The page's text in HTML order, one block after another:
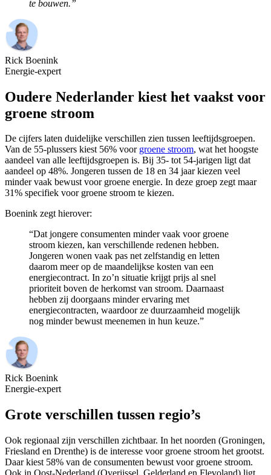
te bouwen.”
Rick Boenink
Energie-expert
Oudere Nederlander kiest het vaakst voor
groene stroom
De cijfers laten duidelijke verschillen zien tussen leeftijdsgroepen.
Van de 55-plussers kiest 56% voor groene stroom, wat het hoogste
aandeel van alle leeftijdsgroepen is. Bij 35- tot 54-jarigen ligt dat
aandeel op 48%. Jongeren tussen de 18 en 34 jaar kiezen veel
minder vaak bewust voor groene energie. In deze groep zegt maar
31% specifiek voor groene stroom te kiezen.
Boenink zegt hierover:
“Dat jongere consumenten minder vaak voor groene
stroom kiezen, kan verschillende redenen hebben.
Jongeren wonen vaak pas net zelfstandig en letten
daarom meer op de maandelijkse kosten van een
energiecontract. In zo’n situatie krijgt prijs al snel
prioriteit boven de herkomst van stroom. Daarnaast
hebben zij doorgaans minder ervaring met
energiecontracten, waardoor ze duurzaamheid mogelijk
nog minder bewust meenemen in hun keuze.”
Rick Boenink
Energie-expert
Grote verschillen tussen regio’s
Ook regionaal zijn verschillen zichtbaar. In het noorden (Groningen,
Friesland en Drenthe) is de interesse voor groene stroom het grootst.
Daar kiest 58% van de consumenten bewust voor groene stroom.